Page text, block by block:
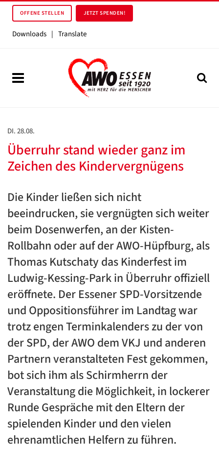
OFFENE STELLEN JETZT SPENDEN!
Downloads | Translate
DI. 28.08.
Überruhr stand wieder ganz im
Zeichen des Kindervergnügens
Die Kinder ließen sich nicht
beeindrucken, sie vergnügten sich weiter
beim Dosenwerfen, an der Kisten-
Rollbahn oder auf der AWO-Hüpfburg, als
Thomas Kutschaty das Kinderfest im
Ludwig-Kessing-Park in Überruhr offiziell
eröffnete. Der Essener SPD-Vorsitzende
und Oppositionsführer im Landtag war
trotz engen Terminkalenders zu der von
der SPD, der AWO dem VKJ und anderen
Partnern veranstalteten Fest gekommen,
bot sich ihm als Schirmherrn der
Veranstaltung die Möglichkeit, in lockerer
Runde Gespräche mit den Eltern der
spielenden Kinder und den vielen
ehrenamtlichen Helfern zu führen.